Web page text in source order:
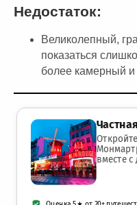
Недостаток:
Великолепный,
показаться
более камерный и
вместе